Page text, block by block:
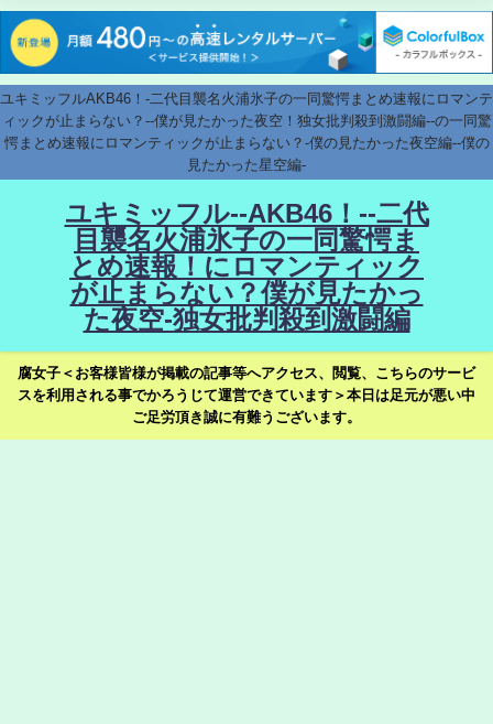
ユキミッフルAKB46！-二代目襲名火浦氷子の一同驚愕まとめ速報にロマンテ
ィックが止まらない？--僕が見たかった夜空！独女批判殺到激闘編--の一同驚
愕まとめ速報にロマンティックが止まらない？-僕の見たかった夜空編--僕の
見たかった星空編-
ユキミッフル--AKB46！--二代
目襲名火浦氷子の一同驚愕ま
とめ速報！にロマンティック
が止まらない？僕が見たかっ
た夜空-独女批判殺到激闘編
腐女子＜お客様皆様が掲載の記事等へアクセス、閲覧、こちらのサービ
スを利用される事でかろうじて運営できています＞本日は足元が悪い中
ご足労頂き誠に有難うございます。